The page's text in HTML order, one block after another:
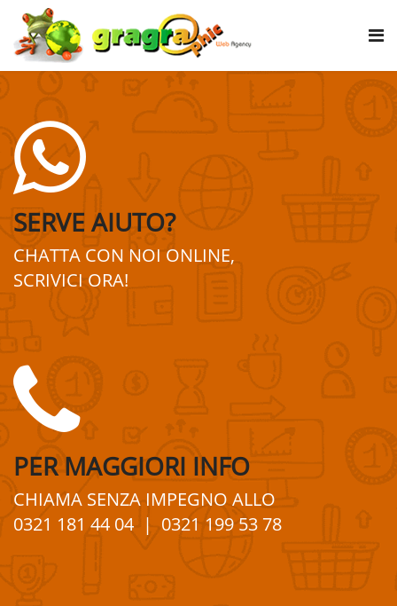
SERVE AIUTO?
CHATTA CON NOI ONLINE,
SCRIVICI ORA!
PERMAGGIORI INFO
CHIAMA SENZA IMPEGNOALLO
0321 181 44 04 | 0321 199 53 78